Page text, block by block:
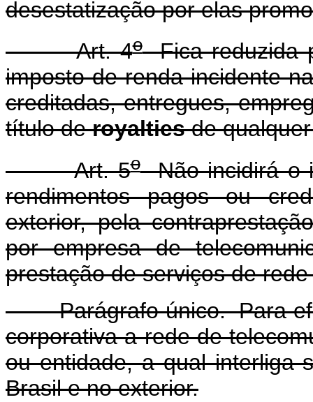
desestatização por elas
Art. 4oFica reduzida
imposto de renda incidente
creditadas, entregues,
título deroyaltiesde
Art. 5oNão incidirá o
rendimentos pagos ou
exterior, pela
por empresa de
prestação de serviços de
Parágrafo único. Para
corporativa a rede de
ou entidade, a qual interliga
Brasil e no exterior.